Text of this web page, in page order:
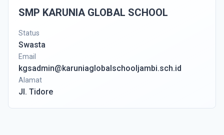
SMP KARUNIA GLOBAL SCHOOL
Status
Swasta
Email
kgsadmin@karuniaglobalschooljambi.sch.id
Alamat
Jl. Tidore